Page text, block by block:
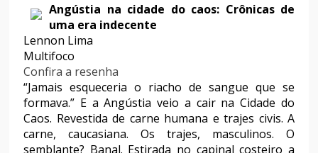
Angústia na cidade do caos: Crônicas de
uma era indecente
Lennon Lima
Multifoco
Confira a resenha
“Jamais esqueceria o riacho de sangue que se
formava.” E a Angústia veio a cair na Cidade do
Caos. Revestida de carne humana e trajes civis. A
carne, caucasiana. Os trajes, masculinos. O
semblante? Banal. Estirada no capinal costeiro a